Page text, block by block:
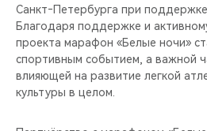
Санкт‑Петербурга при
Благодаря поддержке и
проекта марафон «Белые ночи»
спортивным событием, а важной
влияющей на развитие легкой
культуры в целом.